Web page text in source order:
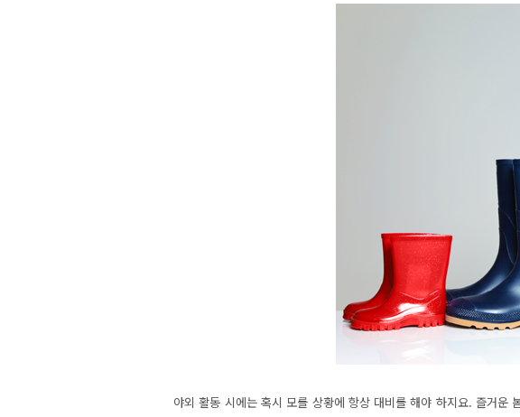
야외 활동 시에는 혹시 모를 상황에 항상 대비를 해야 하지요. 즐거운